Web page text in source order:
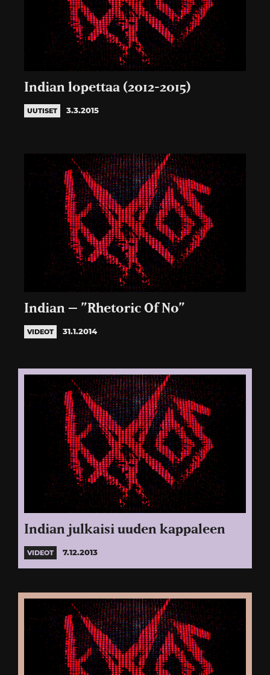
Indian lopettaa (2012-2015)
UUTISET 3.3.2015
Indian – ”Rhetoric Of No”
VIDEOT 31.1.2014
Indian julkaisi uuden kappaleen
VIDEOT 7.12.2013